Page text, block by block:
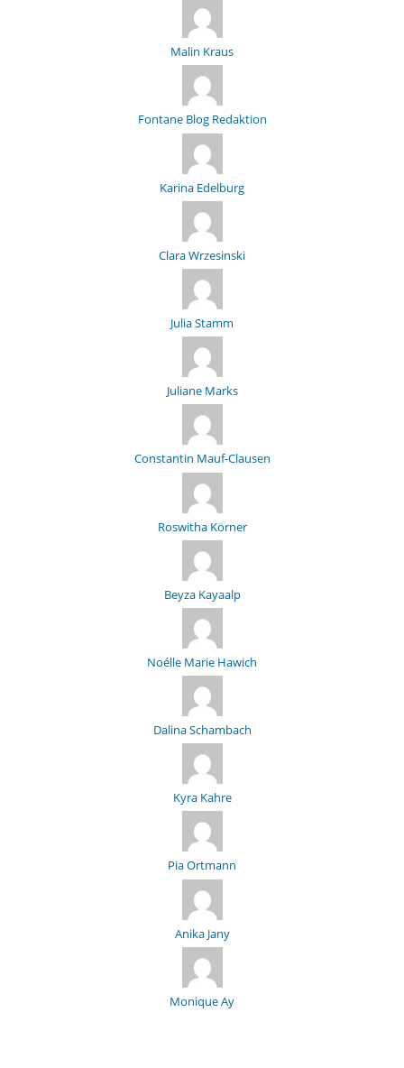
Malin Kraus
Fontane Blog Redaktion
Karina Edelburg
Clara Wrzesinski
Julia Stamm
Juliane Marks
Constantin Mauf-Clausen
Roswitha Körner
Beyza Kayaalp
Noélle Marie Hawich
Dalina Schambach
Kyra Kahre
Pia Ortmann
Anika Jany
Monique Ay